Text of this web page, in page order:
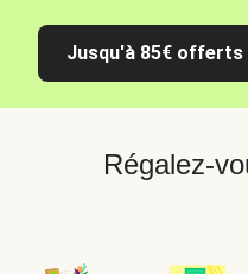
Jusqu'à 85€
Régalez-